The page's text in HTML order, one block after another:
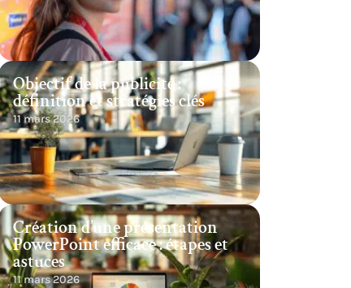
Objectif de la publicité :
définition et stratégies clés
11 mars 2026
Création d’une présentation
PowerPoint efficace : étapes et
astuces
11 mars 2026